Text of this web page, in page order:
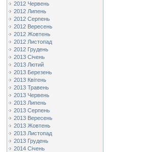
2012 Червень
2012 Липень
2012 Серпень
2012 Вересень
2012 Жовтень
2012 Листопад
2012 Грудень
2013 Січень
2013 Лютий
2013 Березень
2013 Квітень
2013 Травень
2013 Червень
2013 Липень
2013 Серпень
2013 Вересень
2013 Жовтень
2013 Листопад
2013 Грудень
2014 Січень